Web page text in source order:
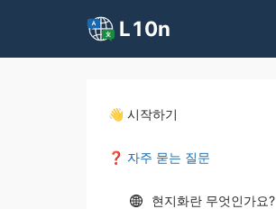
L10n
👋 시작하기
❓ 자주 묻는 질문
현지화란 무엇인가요?